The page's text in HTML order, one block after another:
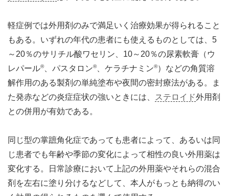
軽症例では外用剤のみで満足いく治療効果が得られること
もある。いずれの年代の患者にも使えるものとしては、5
～20％のサリチル酸ワセリン、10～20％の尿素軟膏（ウ
レパール®、パスタロン®、ケラチナミン®）などの角質溶
解作用のある製剤の単純塗布や夜間の密封療法がある。ま
た発赤などの炎症症状の強いときには、
ステロイド外用剤
との併用が有効である。
同じ型の掌蹠角化症であっても患者によって、あるいは同
じ患者でも年齢や季節の変化によって相性の良い外用薬は
変化する。日常診療において上記の外用薬やそれらの混合
剤を左右に塗り分けるなどして、本人がもっとも納得のい